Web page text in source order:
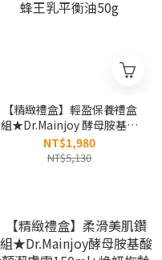
【精緻禮盒】輕盈保養禮盒
組★Dr.Mainjoy 酵母胺基酸
活顏潔膚露150ml+玻尿酸高
效特潤化妝水150ml+皇家蜂
NT$1,980
NT$5,130